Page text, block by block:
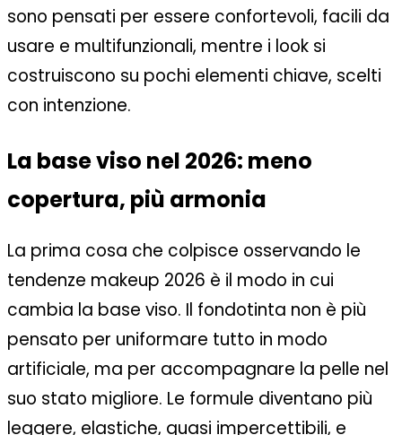
sono pensati per essere confortevoli, facili da
usare e multifunzionali, mentre i look si
costruiscono su pochi elementi chiave, scelti
con intenzione.
La base viso nel 2026: meno
copertura, più armonia
La prima cosa che colpisce osservando le
tendenze makeup 2026 è il modo in cui
cambia la base viso. Il fondotinta non è più
pensato per uniformare tutto in modo
artificiale, ma per accompagnare la pelle nel
suo stato migliore. Le formule diventano più
leggere, elastiche, quasi impercettibili, e